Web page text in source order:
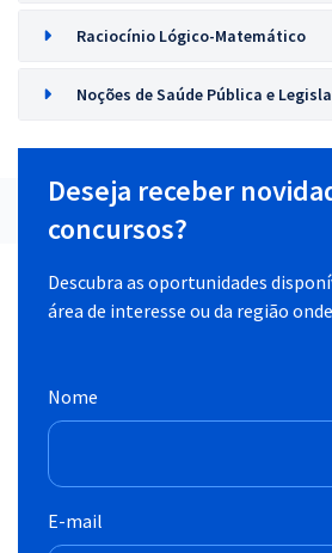
Raciocínio Lógico-Matemático
Noções de Saúde Pública e
Deseja receber
concursos?
Descubra as oportunidades
área de interesse ou da região
Nome
E-mail